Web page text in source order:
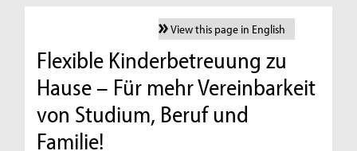
View this page in English
Flexible Kinderbetreuung zu
Hause – Für mehr Vereinbarkeit
von Studium, Beruf und
Familie!